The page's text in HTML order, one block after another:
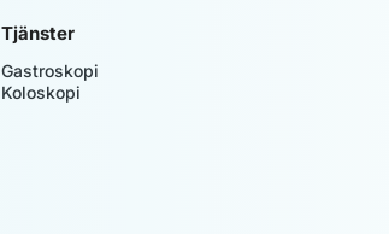
Tjänster
Gastroskopi
Koloskopi